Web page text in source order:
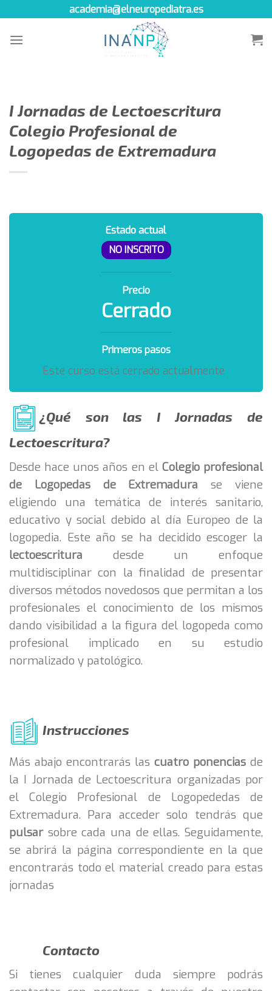
to
content
academia@elneuropediatra.es
I Jornadas de Lectoescritura
Colegio Profesional de
Logopedas de Extremadura
Estado actual
NO INSCRITO
Precio
Cerrado
Primeros pasos
Este curso está cerrado actualmente
¿Qué son las I Jornadas de
Lectoescritura?
Desde hace unos años en el Colegio profesional
de Logopedas de Extremadura se viene
eligiendo una temática de interés sanitario,
educativo y social debido al día Europeo de la
logopedia. Este año se ha decidido escoger la
lectoescritura desde un enfoque
multidisciplinar con la finalidad de presentar
diversos métodos novedosos que permitan a los
profesionales el conocimiento de los mismos
dando visibilidad a la figura del logopeda como
profesional implicado en su estudio
normalizado y patológico.
Instrucciones
Más abajo encontrarás las cuatro ponencias de
la I Jornada de Lectoescritura organizadas por
el Colegio Profesional de Logopededas de
Extremadura. Para acceder solo tendrás que
pulsarsobre cada una de ellas. Seguidamente,
se abrirá la página correspondiente en la que
encontrarás todo el material creado para estas
jornadas
Contacto
Si tienes cualquier duda siempre podrás